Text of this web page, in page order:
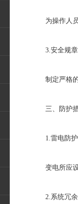
为操作人员
3.安全规章
制定严格的
三、防护
1.雷电防护
变电所应设
2.系统冗余